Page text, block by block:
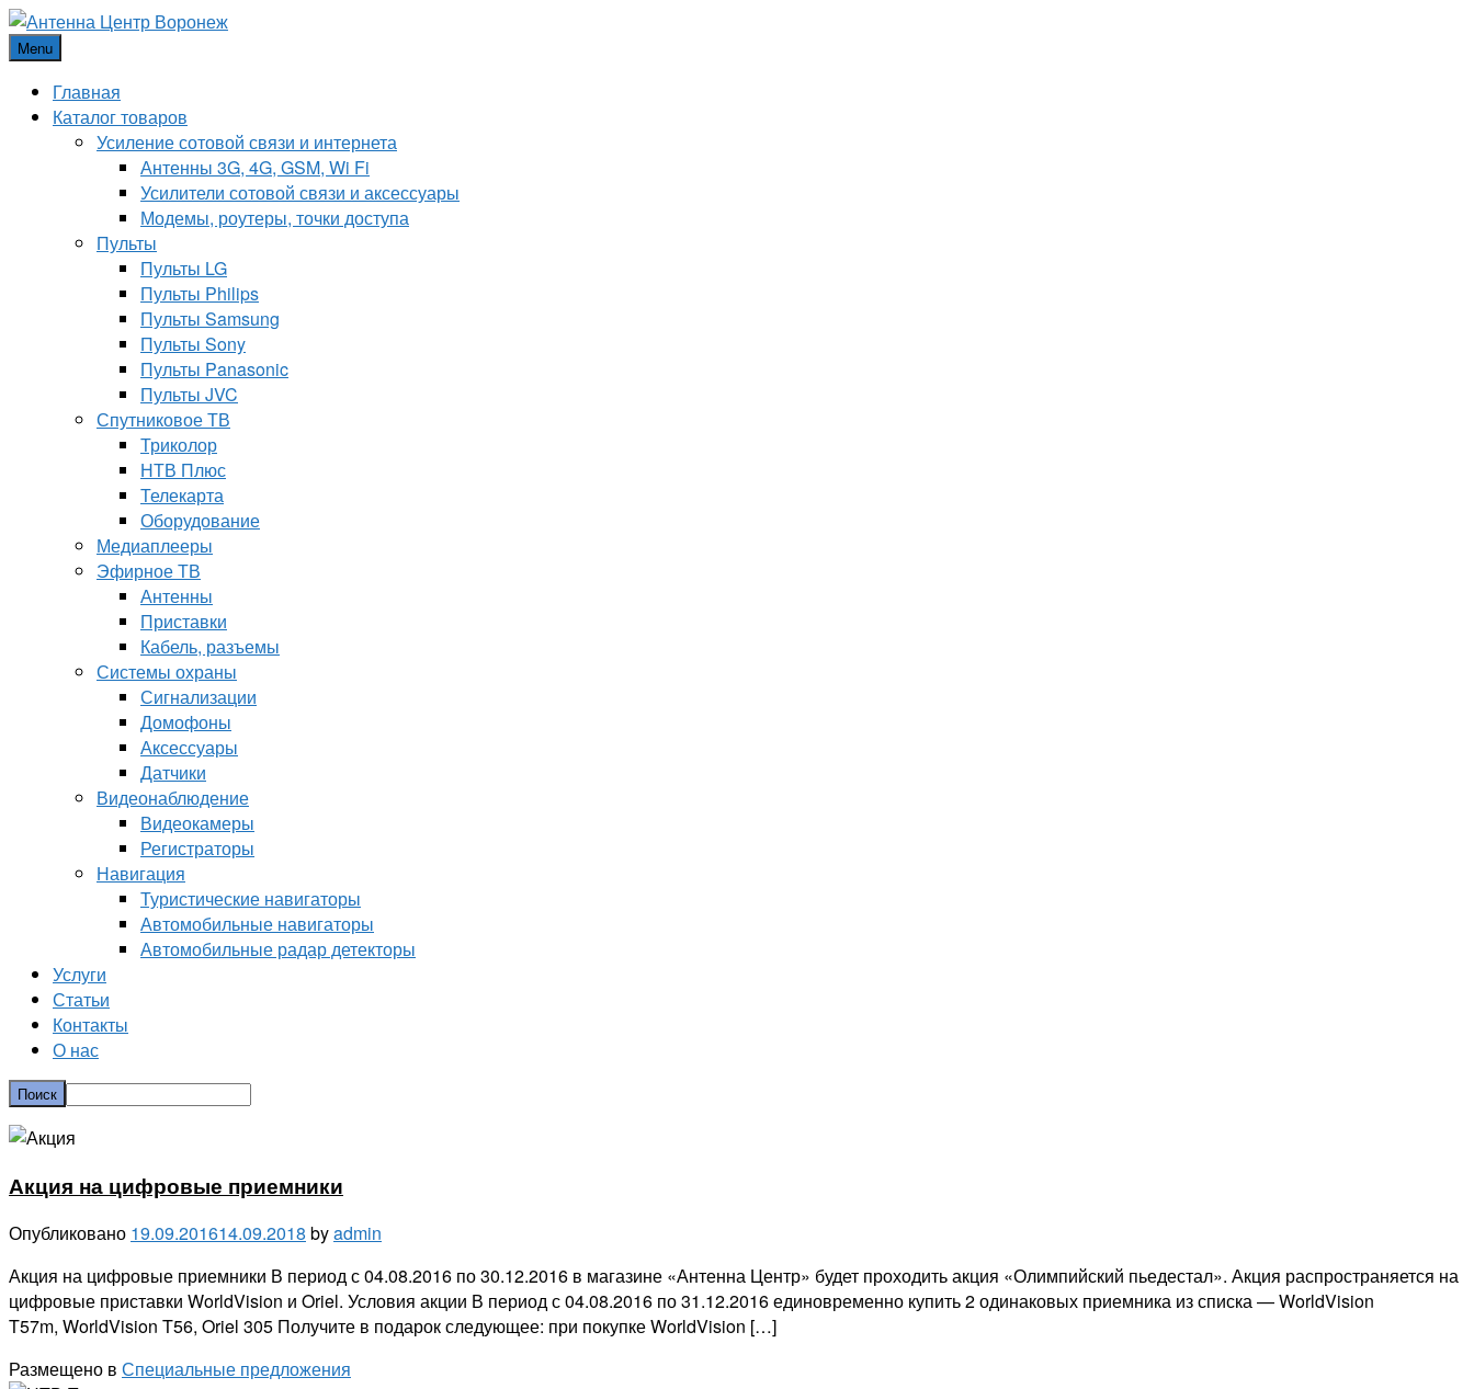
Menu
Главная
Каталог товаров
Усиление сотовой связи и интернета
Антенны 3G, 4G, GSM, Wi Fi
Усилители сотовой связи и аксессуары
Модемы, роутеры, точки доступа
Пульты
Пульты LG
Пульты Philips
Пульты Samsung
Пульты Sony
Пульты Panasonic
Пульты JVC
Спутниковое ТВ
Триколор
НТВ Плюс
Телекарта
Оборудование
Медиаплееры
Эфирное ТВ
Антенны
Приставки
Кабель, разъемы
Системы охраны
Сигнализации
Домофоны
Аксессуары
Датчики
Видеонаблюдение
Видеокамеры
Регистраторы
Навигация
Туристические навигаторы
Автомобильные навигаторы
Автомобильные радар детекторы
Услуги
Статьи
Контакты
О нас
Акция на цифровые приемники
Опубликовано 19.09.201614.09.2018 byadmin
Акция на цифровые приемники В период с 04.08.2016 по 30.12.2016 в магазине «Антенна Центр» будет проходить акция «Олимпийский пьедестал». Акция распространяется на
цифровые приставки WorldVision и Oriel. Условия акции В период с 04.08.2016 по 31.12.2016 единовременно купить 2 одинаковых приемника из списка — WorldVision
T57m, WorldVision T56, Oriel 305 Получите в подарок следующее: при покупке WorldVision […]
Размещено в Специальные предложения